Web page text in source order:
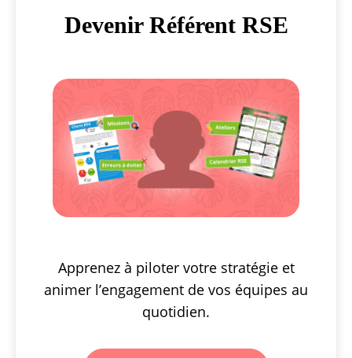
Devenir Référent RSE
Apprenez à piloter votre stratégie et
animer l’engagement de vos équipes au
quotidien.